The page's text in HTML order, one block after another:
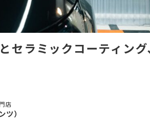
セラミックコーティン
店
）